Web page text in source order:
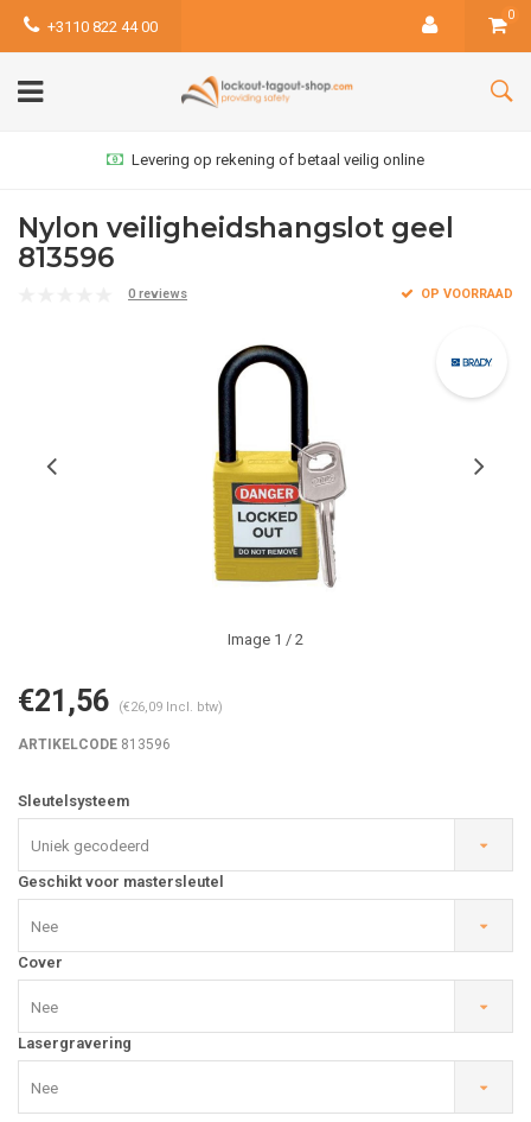
+3110 822 44 00
0
Levering op rekening of betaal veilig online
Nylon veiligheidshangslot geel
813596
0 reviews OP VOORRAAD
Image 1 / 2
€21,56 (€26,09 Incl. btw)
ARTIKELCODE 813596
Sleutelsysteem
Uniek gecodeerd
Geschikt voor mastersleutel
Nee
Cover
Nee
Lasergravering
Nee